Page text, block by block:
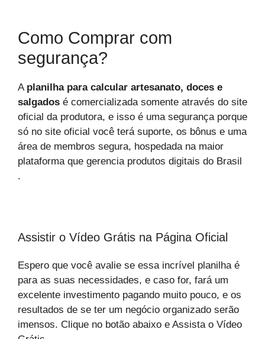
Como Comprar com
segurança?
A planilha para calcular artesanato, doces e
salgados é comercializada somente através do site
oficial da produtora, e isso é uma segurança porque
só no site oficial você terá suporte, os bônus e uma
área de membros segura, hospedada na maior
plataforma que gerencia produtos digitais do Brasil
.
Assistir o Vídeo Grátis na Página Oficial
Espero que você avalie se essa incrível planilha é
para as suas necessidades, e caso for, fará um
excelente investimento pagando muito pouco, e os
resultados de se ter um negócio organizado serão
imensos. Clique no botão abaixo e Assista o Vídeo